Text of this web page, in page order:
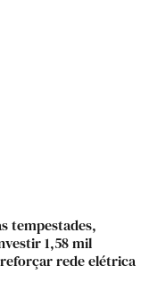
tempestades,
1,58 mil
rede elétrica